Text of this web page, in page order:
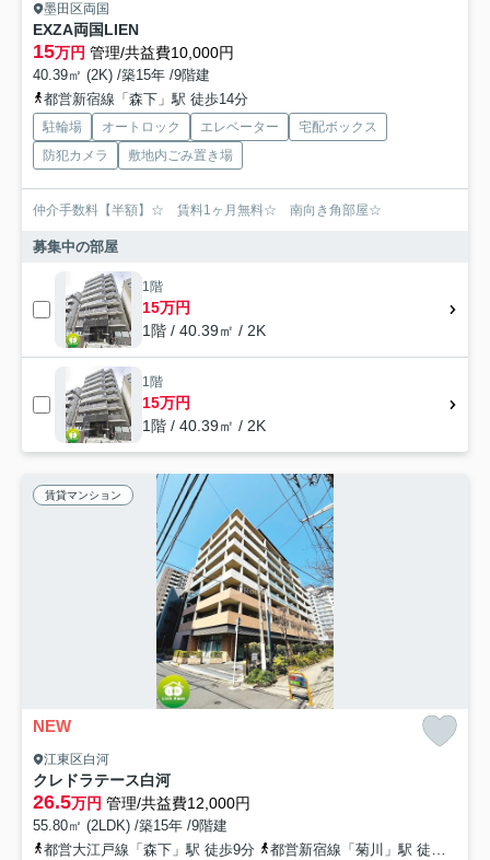
墨田区両国
EXZA両国LIEN
15万円 管理/共益費10,000円
40.39㎡ (2K) /築15年 /9階建
都営新宿線「森下」駅 徒歩14分
駐輪場 オートロック エレベーター
宅配ボックス
防犯カメラ
敷地内ごみ置き場
仲介手数料【半額】☆ 賃料1ヶ月無料☆ 南向き角部屋☆
募集中の部屋
1階
15万円
1階 / 40.39㎡ / 2K
1階
15万円
1階 / 40.39㎡ / 2K
賃貸マンション
NEW
江東区白河
クレドラテース白河
26.5万円 管理/共益費12,000円
55.80㎡ (2LDK) /築15年 /9階建
都営大江戸線「森下」駅 徒歩9分
都営新宿線「菊川」駅 徒歩17分